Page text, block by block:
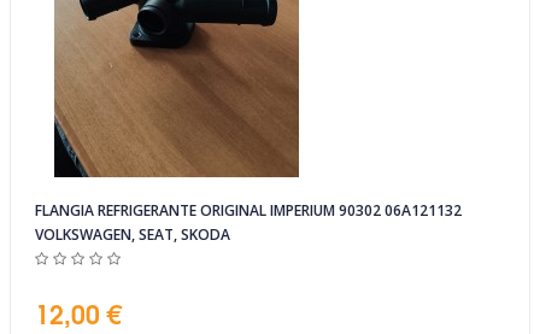
FLANGIA REFRIGERANTE ORIGINAL IMPERIUM 90302 06A121132
VOLKSWAGEN, SEAT, SKODA
12,00 €